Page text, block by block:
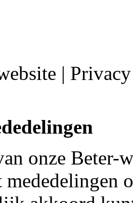
|
onze Beter-
mededelingen